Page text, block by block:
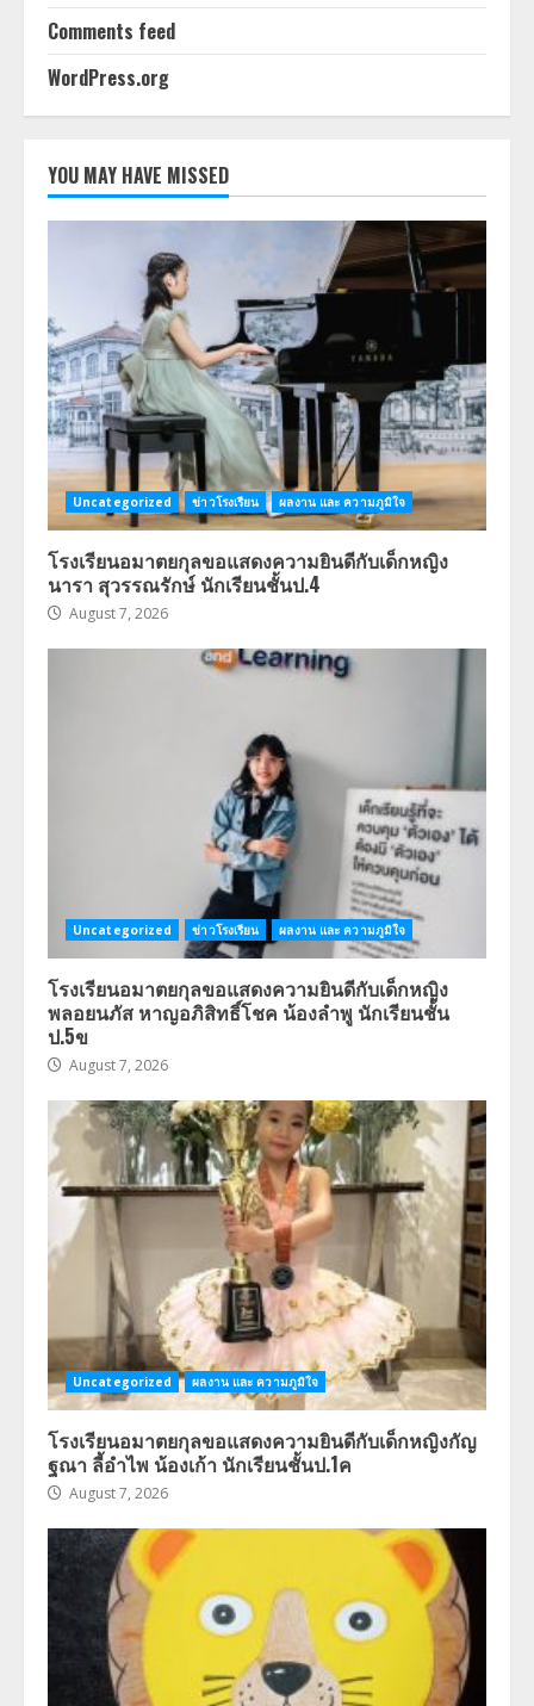
Comments feed
WordPress.org
YOU MAY HAVE MISSED
Uncategorized ข่าวโรงเรียน ผลงาน และ ความภูมิใจ
โรงเรียนอมาตยกุลขอแสดงความยินดีกับเด็กหญิง
นารา สุวรรณรักษ์ นักเรียนชั้นป.4
August 7, 2026
Uncategorized ข่าวโรงเรียน ผลงาน และ ความภูมิใจ
โรงเรียนอมาตยกุลขอแสดงความยินดีกับเด็กหญิง
พลอยนภัส หาญอภิสิทธิ์โชค น้องลำพู นักเรียนชั้น
ป.5ข
August 7, 2026
Uncategorized ผลงาน และ ความภูมิใจ
โรงเรียนอมาตยกุลขอแสดงความยินดีกับเด็กหญิงกัญ
ฐณา ลี้อำไพ น้องเก้า นักเรียนชั้นป.1ค
August 7, 2026